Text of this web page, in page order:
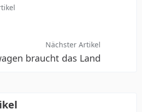
Nächster Artikel
braucht das Land